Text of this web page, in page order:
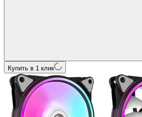
Купить в 1 клик